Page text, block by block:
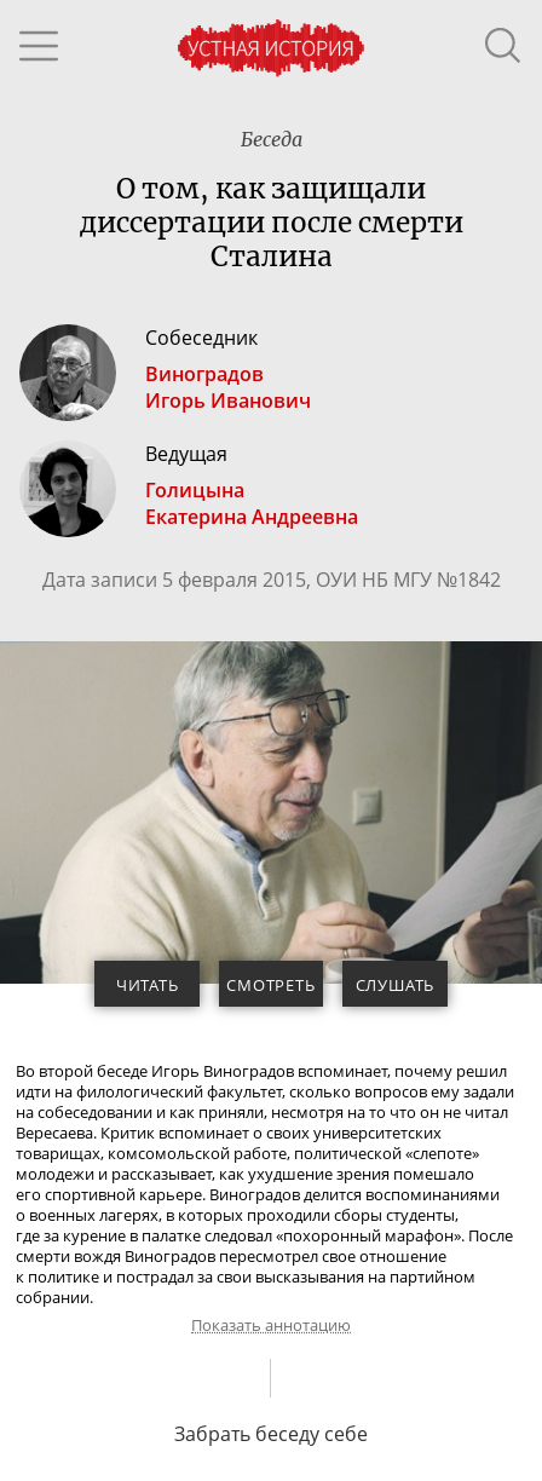
Беседа
О том, как защищали
диссертации после смерти
Сталина
Собеседник
Виноградов
Игорь Иванович
Ведущая
Голицына
Екатерина Андреевна
Дата записи 5 февраля 2015, ОУИ НБ МГУ №1842
ЧИТАТЬ СМОТРЕТЬ СЛУШАТЬ
Во второй беседе Игорь Виноградов вспоминает, почему решил
идти на филологический факультет, сколько вопросов ему задали
на собеседовании и как приняли, несмотря на то что он не читал
Вересаева. Критик вспоминает о своих университетских
товарищах, комсомольской работе, политической «слепоте»
молодежи и рассказывает, как ухудшение зрения помешало
его спортивной карьере. Виноградов делится воспоминаниями
о военных лагерях, в которых проходили сборы студенты,
где за курение в палатке следовал «похоронный марафон». После
смерти вождя Виноградов пересмотрел свое отношение
к политике и пострадал за свои высказывания на партийном
собрании.
собеседование в МГУ. Работа на строительстве высотного здания
МГУ. Начало учебы. Взаимоотношения в первой немецкой группе.
Показать аннотацию
Забрать беседу себе